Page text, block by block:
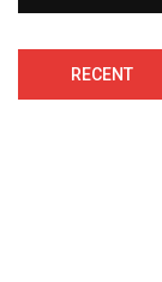
RECENT